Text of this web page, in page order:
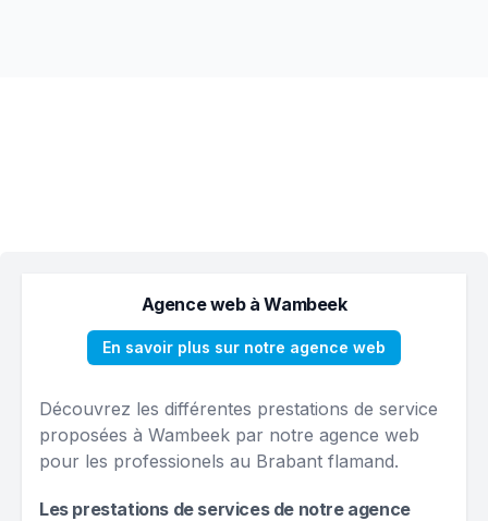
Agence web à Wambeek
En savoir plus sur notre agence web
Découvrez les différentes prestations de service
proposées à Wambeek par notre agence web
pour les professionels au Brabant flamand.
Les prestations de services de notre agence